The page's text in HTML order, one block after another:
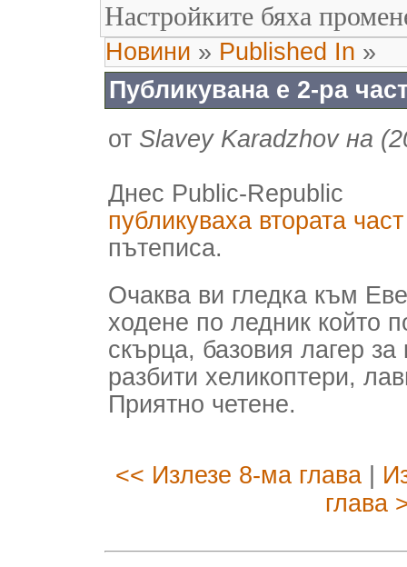
Настройките бяха
Новини » Published In »
Публикувана е 2-ра
от Slavey Karadzhov на
Днес Public-Republic
публикуваха втората
пътеписа.
Очаква ви гледка към
ходене по ледник който
скърца, базовия лагер
разбити хеликоптери,
Приятно четене.
<< Излезе 8-ма глава|
глава